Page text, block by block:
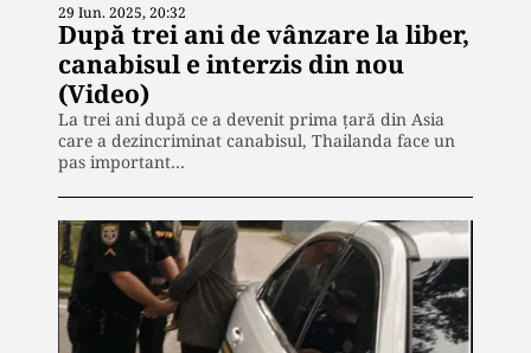
29 Iun. 2025, 20:32
După trei ani de vânzare la liber,
canabisul e interzis din nou
(Video)
La trei ani după ce a devenit prima țară din Asia
care a dezincriminat canabisul, Thailanda face un
pas important…